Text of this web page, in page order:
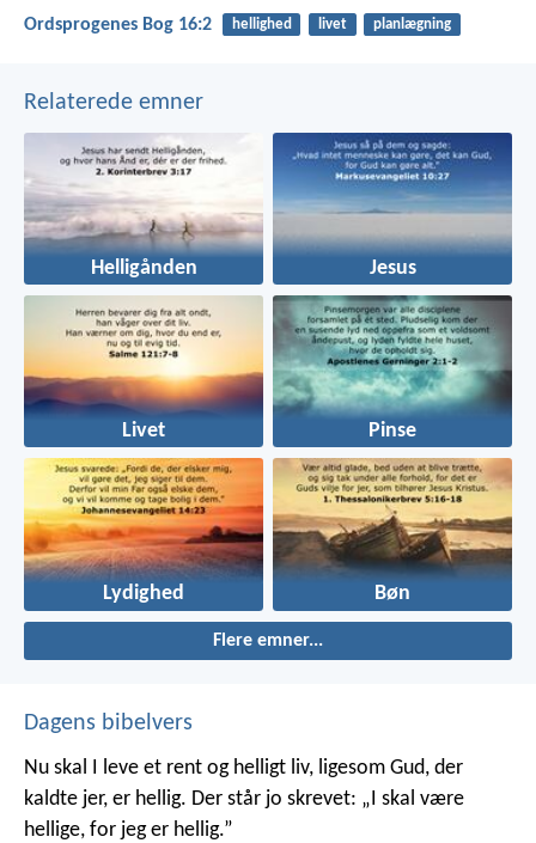
Ordsprogenes Bog 16:2 hellighed livet planlægning
Relaterede emner
Helligånden Jesus
Livet Pinse
Lydighed Bøn
Flere emner...
Dagens bibelvers
Nu skal I leve et rent og helligt liv, ligesom Gud, der
kaldte jer, er hellig. Der står jo skrevet: „I skal være
hellige, for jeg er hellig.”